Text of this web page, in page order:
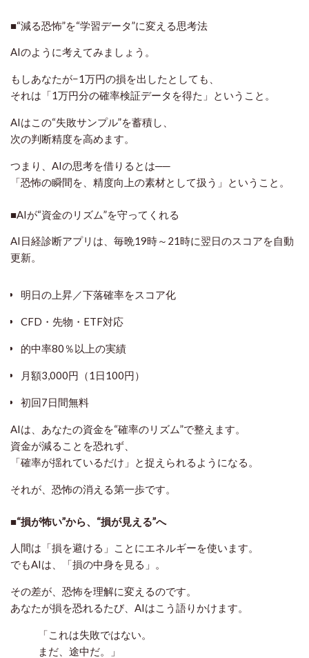
■“減る恐怖”を“学習データ”に変える思考法
AIのように考えてみましょう。
もしあなたが−1万円の損を出したとしても、
それは「1万円分の確率検証データを得た」ということ。
AIはこの“失敗サンプル”を蓄積し、
次の判断精度を高めます。
つまり、AIの思考を借りるとは──
「恐怖の瞬間を、精度向上の素材として扱う」ということ。
■AIが“資金のリズム”を守ってくれる
AI日経診断アプリは、毎晩19時～21時に翌日のスコアを自動
更新。
明日の上昇／下落確率をスコア化
CFD・先物・ETF対応
的中率80％以上の実績
月額3,000円（1日100円）
初回7日間無料
AIは、あなたの資金を“確率のリズム”で整えます。
資金が減ることを恐れず、
「確率が揺れているだけ」と捉えられるようになる。
それが、恐怖の消える第一歩です。
■“損が怖い”から、“損が見える”へ
人間は「損を避ける」ことにエネルギーを使います。
でもAIは、「損の中身を見る」。
その差が、恐怖を理解に変えるのです。
あなたが損を恐れるたび、AIはこう語りかけます。
「これは失敗ではない。
まだ、途中だ。」